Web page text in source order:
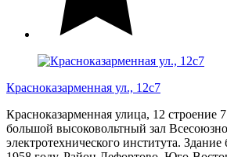
Красноказарменная ул., 12с7
Красноказарменная улица, 12 строение
большой высоковольтный зал
электротехнического института.